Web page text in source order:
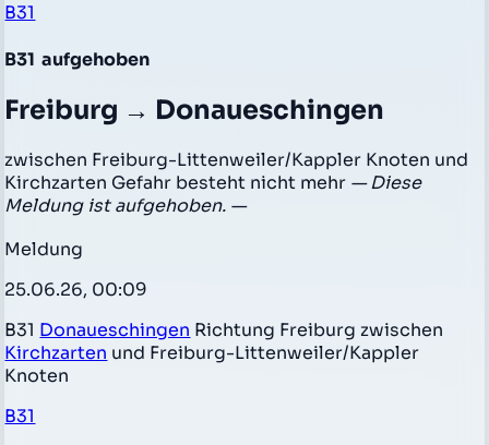
B31
B31 aufgehoben
Freiburg → Donaueschingen
zwischen Freiburg-Littenweiler/Kappler Knoten und
Kirchzarten Gefahr besteht nicht mehr — Diese
Meldung ist aufgehoben. —
Meldung
25.06.26, 00:09
B31 Donaueschingen Richtung Freiburg zwischen
Kirchzarten und Freiburg-Littenweiler/Kappler
Knoten
B31